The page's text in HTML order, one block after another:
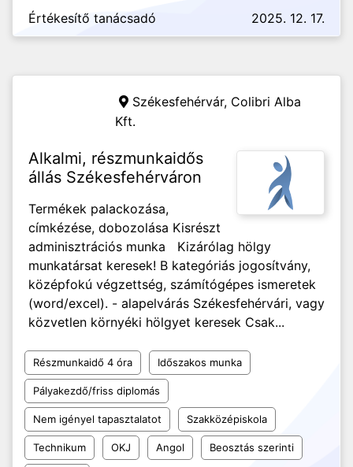
Értékesítő tanácsadó 2025. 12. 17.
Székesfehérvár, Colibri Alba
Kft.
Alkalmi, részmunkaidős
állás Székesfehérváron
Termékek palackozása,
címkézése, dobozolása Kisrészt
adminisztrációs munka Kizárólag hölgy
munkatársat keresek! B kategóriás jogosítvány,
középfokú végzettség, számítógépes ismeretek
(word/excel). - alapelvárás Székesfehérvári, vagy
közvetlen környéki hölgyet keresek Csak...
Részmunkaidő 4 óra Időszakos munka
Pályakezdő/friss diplomás
Nem igényel tapasztalatot Szakközépiskola
Technikum OKJ Angol Beosztás szerinti